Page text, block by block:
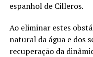
espanhol de Cilleros.
Ao eliminar estes
natural da água e dos
recuperação da